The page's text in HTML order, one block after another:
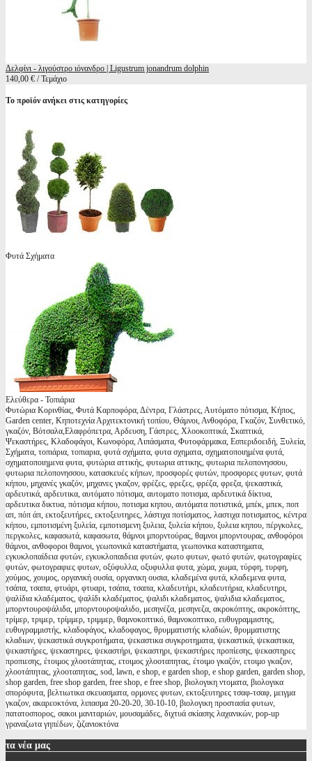
Δελφίνι - λιγούστρο ιόνανδρο | Ligustrum jonandrum dolphin
140,00 € / Τεμάχιο
Το προϊόν ανήκει στις κατηγορίες
Φυτά Σχήματα
Ελεύθερα - Τοπιάρια
Φυτώρια Κορινθίας, Φυτά Καρποφόρα, Δέντρα, Γλάστρες, Αυτόματο πότισμα, Κήπος,
Garden center, Κηποτεχνία Αρχιτεκτονική τοπίου, Θάμνοι, Ανθοφόρα, Γκαζόν, Συνθετικό,
γκαζόν, Βότσαλα,Ελαφρόπετρα, Αρδευση, Γάστρες, Χλοοκοπτικά, Σκαπτικά,
Ψεκαστήρες, Κλαδοφάγοι, Κωνοφόρα, Λιπάσματα, Φυτοφάρμακα, Εσπεριδοειδή, Ξυλεία,
Σχήματα, τοπιάρια, τοπιαρια, φυτά σχήματα, φυτα σχηματα, σχηματοποιημένα φυτά,
σχηματοποιημενα φυτα, φυτώρια αττικής, φυτωρια αττικης, φυτωρια πελοπονησσου,
φυτωρια πελοπονησσου, κατασκευές κήπων, προσφορές φυτών, προσφορες φυτων, φυτά
κήπου, μηχανές γκαζόν, μηχανες γκαζον, φρέζες, φρεζες, φρέζα, φρεζα, ψεκαστικά,
αρδευτικά, αρδευτικα, αυτόματο πότισμα, αυτοματο ποτισμα, αρδευτικά δίκτυα,
αρδευτικα δικτυα, πότισμα κήπου, ποτισμα κηπου, αυτόματα ποτιστικά, μπέκ, μπεκ, ποπ
απ, πόπ άπ, εκτοξευτήρες, εκτοξευτηρες, λάστιχα ποτίσματος, λαστιχα ποτισματος, κέντρα
κήπου, εμποτισμένη ξυλεία, εμποτισμενη ξυλεια, ξυλεία κήπου, ξυλεια κηπου, πέργκολες,
περγκολες, καφασωτά, καφασωτα, θάμνοι μπορντούρας, θαμνοι μπορντουρας, ανθοφόροι
θάμνοι, ανθοφοροι θαμνοι, γεωπονικά καταστήματα, γεωπονικα καταστηματα,
εγκυκλοπαίδεια φυτών, εγκυκλοπαιδεια φυτών, φωτο φυτων, φωτό φυτών, φωτογραφίες
φυτών, φωτογραφιες φυτων, οξύφυλλα, οξυφυλλα φυτα, χώμα, χωμα, τύρφη, τυρφη,
χούμος, χουμος, οργανική ουσία, οργανικη ουσια, κλαδεμένα φυτά, κλαδεμενα φυτα,
τσάπα, τσαπα, φτυάρι, φτυαρι, τσάπα, τσαπα, κλαδευτήρι, κλαδευτήρια, κλαδευτηρι,
ψαλίδια κλαδέματος, ψαλίδι κλαδέματος, ψαλιδι κλαδεματος, ψαλιδια κλαδεματος,
μπορντουροψάλιδα, μπορντουροψαλιδο, μεσηνέζα, μεσηνεζα, ακροκόπτης, ακροκόπτης,
τρίμερ, τριμερ, τρίμμερ, τριμμερ, θαμνοκοπτικό, θαμνοκοπτικο, ευθυγραμμιστης,
ευθυγραμμιστής, κλαδοφάγος, κλαδοφαγος, θρυμματιστής κλαδιών, θρυμματιστης
κλαδιων, ψεκαστικά συγκροτήματα, ψεκαστικα συγκροτηματα, ψεκαστικά, ψεκαστικα,
ψεκαστήρες, ψεκαστηρες, ψεκαστήρι, ψεκαστηρι, ψεκαστήρες προπίεσης, ψεκαστηρες
προπιεσης, έτοιμος χλοοτάπητας, ετοιμος χλοοταπητας, έτοιμο γκαζόν, ετοιμο γκαζον,
χλοοτάπητας, χλοοταπητας, sod, lawn, e shop, e garden shop, e shop garden, garden shop,
shop garden, free shop garden, free shop, e free shop, βιολογικη ντοματα, βιολογικα
σπορόφυτα, βελτιωτικα σκευασματα, ορμονες φυτων, εκτοξευτηρες τσαφ-τσαφ, μειγμα
γκαζον, ακαρεοκτόνα, λιπασμα 20-20-20, 30-10-10, βιολογικη προστασία φυτων,
πατατοσπορος, σακοι μανιταριών, μουσαμάδες, διχτυά σκίασης λαχανικών, pop-up
γραναζωτα γηπέδων, ζιζανιοκτόνα
τα νέα μας